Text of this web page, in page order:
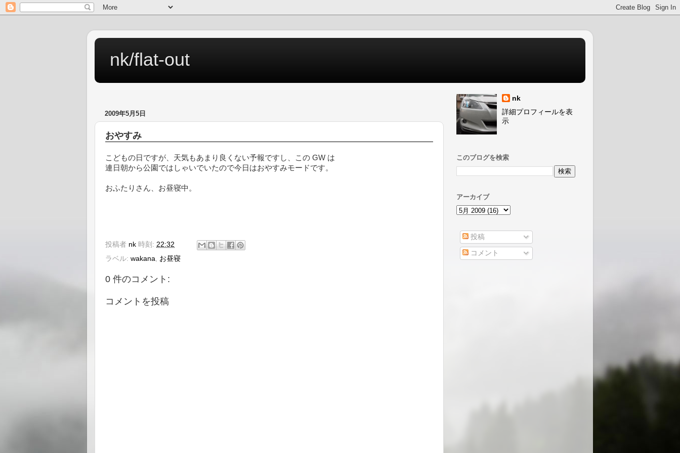
nk/flat-out
2009年5月5日
おやすみ
こどもの日ですが、天気もあまり良くない予報ですし、この GW は
連日朝から公園ではしゃいでいたので今日はおやすみモードです。
おふたりさん、お昼寝中。
投稿者 nk 時刻: 22:32
ラベル: wakana, お昼寝
0 件のコメント:
コメントを投稿
nk
詳細プロフィールを表
示
このブログを検索
アーカイブ
投稿
コメント